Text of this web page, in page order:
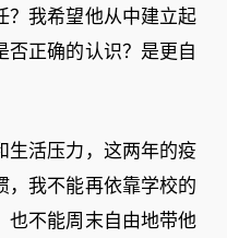
？我希望他从中建立起
否正确的认识？是更自
生活压力，这两年的疫
，我不能再依靠学校的
也不能周末自由地带他